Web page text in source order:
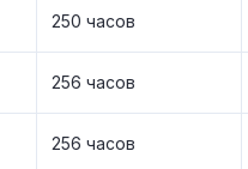
250 часов
256 часов
256 часов